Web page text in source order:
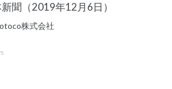
聞（2019年12月6日）
株式会社